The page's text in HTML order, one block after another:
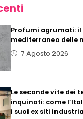
Profumi agrumati:
mediterraneo delle
7 Agosto 2026
Le seconde vite dei
inquinati: come
i suoi ex siti